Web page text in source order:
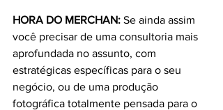
HORA DO MERCHAN: Se ainda assim
você precisar de uma consultoria mais
aprofundada no assunto, com
estratégicas específicas para o seu
negócio, ou de uma produção
fotográfica totalmente pensada para o